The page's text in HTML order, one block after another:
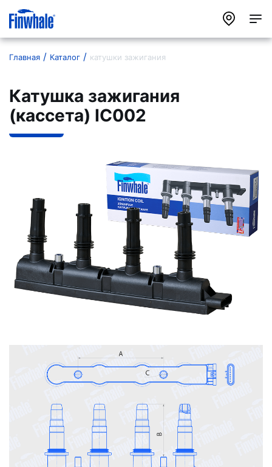
Главная Каталог катушки зажигания
Катушка зажигания
(кассета) IC002